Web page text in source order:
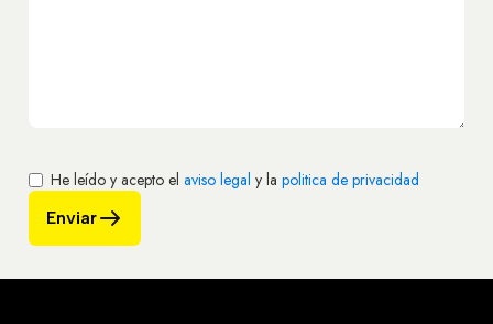
He leído y acepto el aviso legal y la politica de privacidad
Enviar